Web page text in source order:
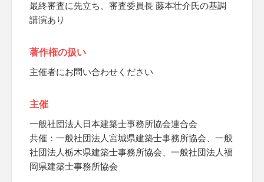
最終審査に先立ち、審査委員長 藤本壮介氏の基調
講演あり
著作権の扱い
主催者にお問い合わせください
主催
一般社団法人日本建築士事務所協会連合会
共催：一般社団法人宮城県建築士事務所協会、一般
社団法人栃木県建築士事務所協会、一般社団法人福
岡県建築士事務所協会